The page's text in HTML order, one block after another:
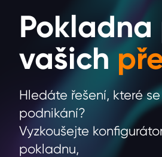
vašich
Hledáte řešení, které
podnikání?
Vyzkoušejte
pokladnu,